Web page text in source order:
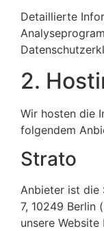
Detaillierte
2.
Wir hosten die
folgendem
Strato
Anbieter ist die
7, 10249 Berlin
unsere